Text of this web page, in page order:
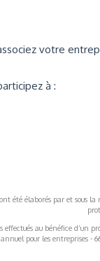
votre
à :
été élaborés par et sous
au bénéfice d’un
pour les entreprises